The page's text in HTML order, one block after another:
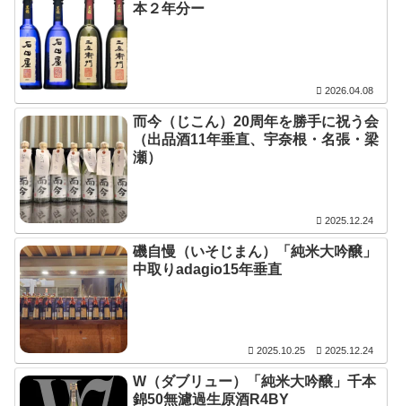
本２年分ー
2026.04.08
而今（じこん）20周年を勝手に祝う会
（出品酒11年垂直、宇奈根・名張・梁
瀬）
2025.12.24
磯自慢（いそじまん）「純米大吟醸」
中取りadagio15年垂直
2025.10.25 2025.12.24
W（ダブリュー）「純米大吟醸」千本
錦50無濾過生原酒R4BY